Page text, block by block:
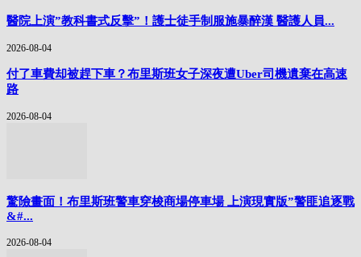
醫院上演”教科書式反擊”！護士徒手制服施暴醉漢 醫護人員...
2026-08-04
付了車費却被趕下車？布里斯班女子深夜遭Uber司機遺棄在高速
路
2026-08-04
驚險畫面！布里斯班警車穿梭商場停車場 上演現實版”警匪追逐戰
&#...
2026-08-04